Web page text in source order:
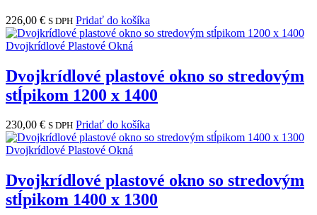
226,00 € S DPH Pridať do košíka
Dvojkrídlové Plastové Okná
Dvojkrídlové plastové okno so stredovým
stĺpikom 1200 x 1400
230,00 € S DPH Pridať do košíka
Dvojkrídlové Plastové Okná
Dvojkrídlové plastové okno so stredovým
stĺpikom 1400 x 1300